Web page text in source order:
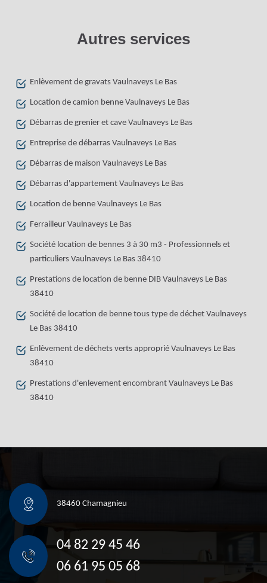
Autres services
Enlèvement de gravats Vaulnaveys Le Bas
Location de camion benne Vaulnaveys Le Bas
Débarras de grenier et cave Vaulnaveys Le Bas
Entreprise de débarras Vaulnaveys Le Bas
Débarras de maison Vaulnaveys Le Bas
Débarras d'appartement Vaulnaveys Le Bas
Location de benne Vaulnaveys Le Bas
Ferrailleur Vaulnaveys Le Bas
Société location de bennes 3 à 30 m3 - Professionnels et
particuliers Vaulnaveys Le Bas 38410
Prestations de location de benne DIB Vaulnaveys Le Bas
38410
Société de location de benne tous type de déchet Vaulnaveys
Le Bas 38410
Enlèvement de déchets verts approprié Vaulnaveys Le Bas
38410
Prestations d'enlevement encombrant Vaulnaveys Le Bas
38410
38460 Chamagnieu
04 82 29 45 46
06 61 95 05 68